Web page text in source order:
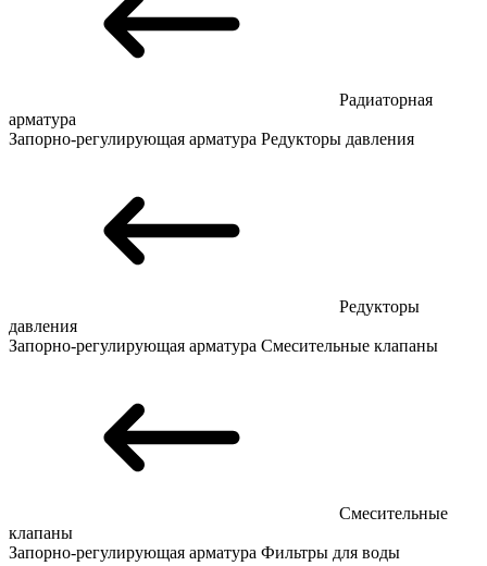
Радиаторная
арматура
Запорно-регулирующая арматура Редукторы давления
Редукторы
давления
Запорно-регулирующая арматура Смесительные клапаны
Смесительные
клапаны
Запорно-регулирующая арматура Фильтры для воды